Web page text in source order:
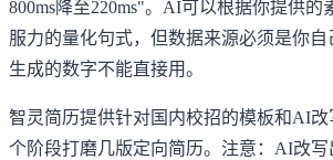
800ms降至220ms"。AI可以根据你提供的
服力的量化句式，但数据来源必须是你
生成的数字不能直接用。
智灵简历提供针对国内校招的模板和AI
个阶段打磨几版定向简历。注意：AI改